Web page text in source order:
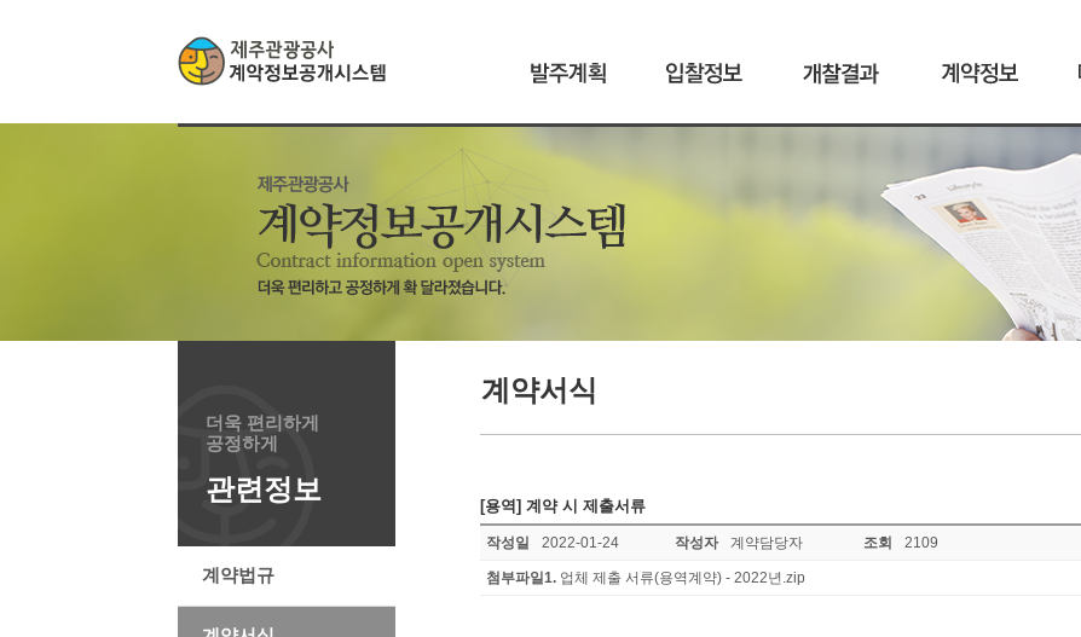
더욱 편리하게
공정하게
관련정보
계약법규
계약서식
[용역] 계약 시 제출서류
작성일 2022-01-24 작성자 계약담당자 조회 2109
첨부파일1. 업체 제출 서류(용역계약) - 2022년.zip